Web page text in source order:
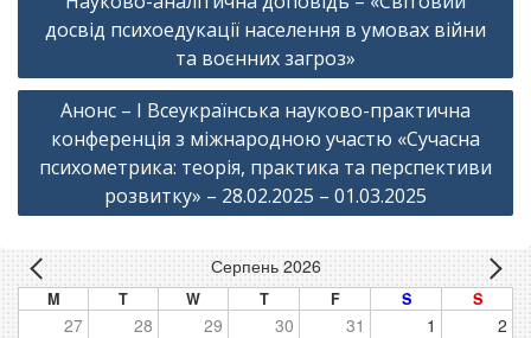
записів
досвід психоедукації населення в умовах війни
та воєнних загроз»
Анонс – I Всеукраїнська науково-практична
конференція з міжнародною участю «Сучасна
психометрика: теорія, практика та перспективи
розвитку» – 28.02.2025 – 01.03.2025
Серпень 2026
M T W T F S S
27 28 29 30 31 1 2